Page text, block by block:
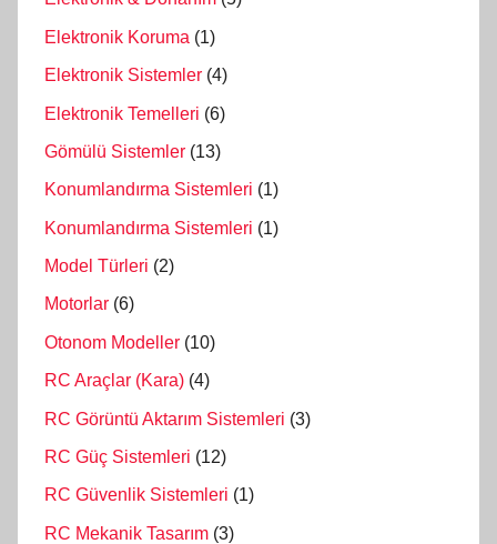
Elektronik Koruma (1)
Elektronik Sistemler (4)
Elektronik Temelleri (6)
Gömülü Sistemler (13)
Konumlandırma Sistemleri (1)
Konumlandırma Sistemleri (1)
Model Türleri (2)
Motorlar (6)
Otonom Modeller (10)
RC Araçlar (Kara) (4)
RC Görüntü Aktarım Sistemleri (3)
RC Güç Sistemleri (12)
RC Güvenlik Sistemleri (1)
RC Mekanik Tasarım (3)